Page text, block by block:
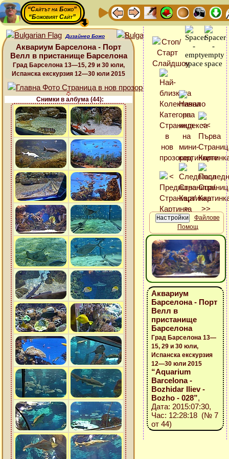
“Сайтът на Божо”
“Божовият Сайт”
Дизайнер Божо
Аквариум Барселона - Порт
Велл в пристанище Барселона
Град Барселона 13—15, 29 и 30 юли,
Испанска екскурзия 12—30 юли 2015
Снимки в албума (44):
Файлове
Помощ
Аквариум
Барселона - Порт
Велл в
пристанище
Барселона
Град Барселона 13—
15, 29 и 30 юли,
Испанска екскурзия
12—30 юли 2015
“Aquarium
Barcelona -
Bozhidar Iliev -
Bozho - 028”,
Дата: 2015:07:30,
Час: 12:28:18 (№ 7
от 44)